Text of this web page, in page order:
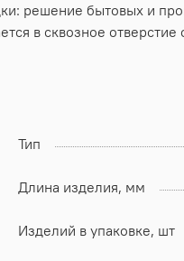
решение бытовых и
в сквозное
Тип
Длина изделия, мм
Изделий в упаковке, шт